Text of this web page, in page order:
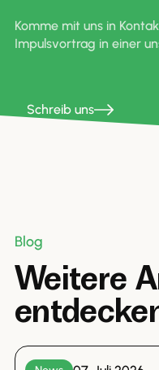
Komme mit uns in
Impulsvortrag in einer
Schreib uns
Blog
Weitere